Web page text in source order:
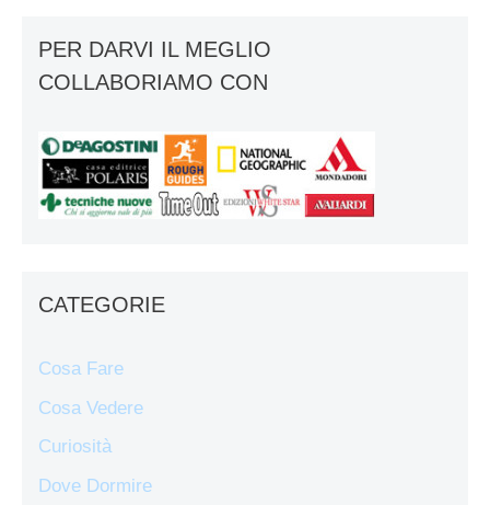
PER DARVI IL MEGLIO
COLLABORIAMO CON
CATEGORIE
Cosa Fare
Cosa Vedere
Curiosità
Dove Dormire